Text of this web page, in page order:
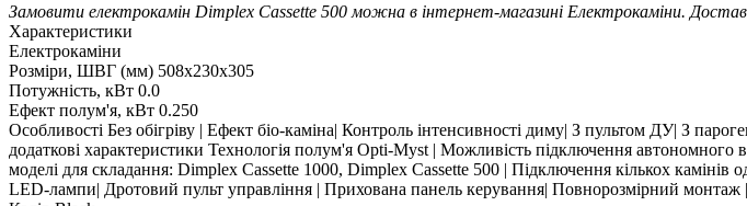
Замовити електрокамін Dimplex Cassette 500 можна в інтернет-магазині Електрокаміни.
Характеристики
Електрокаміни
Розміри, ШВГ (мм) 508x230x305
Потужність, кВт 0.0
Ефект полум'я, кВт 0.250
Особливості Без обігріву | Ефект біо-каміна| Контроль інтенсивності диму| З пультом ДУ| З
додаткові характеристики Технологія полум'я Opti-Myst | Можливість підключення автономного
моделі для складання: Dimplex Cassette 1000, Dimplex Cassette 500 | Підключення кількох
LED-лампи| Дротовий пульт управління | Прихована панель керування| Повнорозмірний